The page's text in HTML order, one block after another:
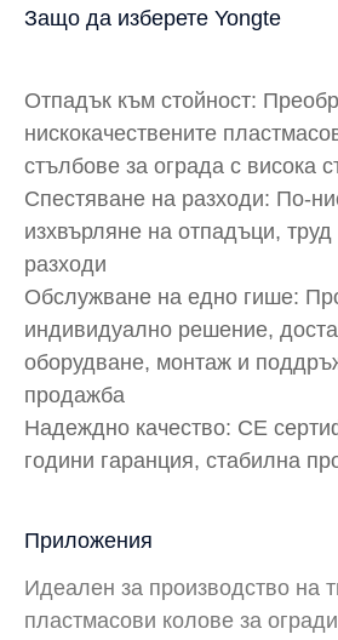
Защо да изберете Yongte
Отпадък към стойност:
нискокачествените
стълбове за ограда с висока
Спестяване на разходи: По-
изхвърляне на отпадъци,
разходи
Обслужване на едно гише:
индивидуално решение,
оборудване, монтаж и
продажба
Надеждно качество: CE
години гаранция, стабилна
Приложения
Идеален за производство на
пластмасови колове за